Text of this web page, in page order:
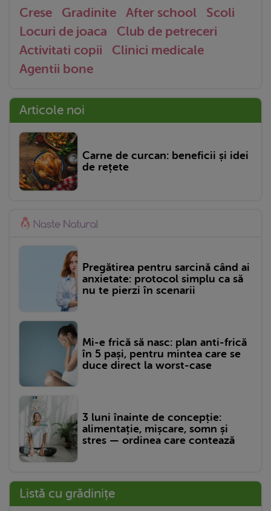
Crese Gradinite After school
Scoli
Locuri de joaca
Club de petreceri
Activitati copii
Clinici medicale
Agentii bone
Articole noi
Carne de curcan: beneficii și idei
de rețete
Pregătirea pentru sarcină când ai
anxietate: protocol simplu ca să
nu te pierzi în scenarii
Mi-e frică să nasc: plan anti-frică
în 5 pași, pentru mintea care se
duce direct la worst-case
3 luni înainte de concepție:
alimentație, mișcare, somn și
stres — ordinea care contează
Listă cu grădinițe